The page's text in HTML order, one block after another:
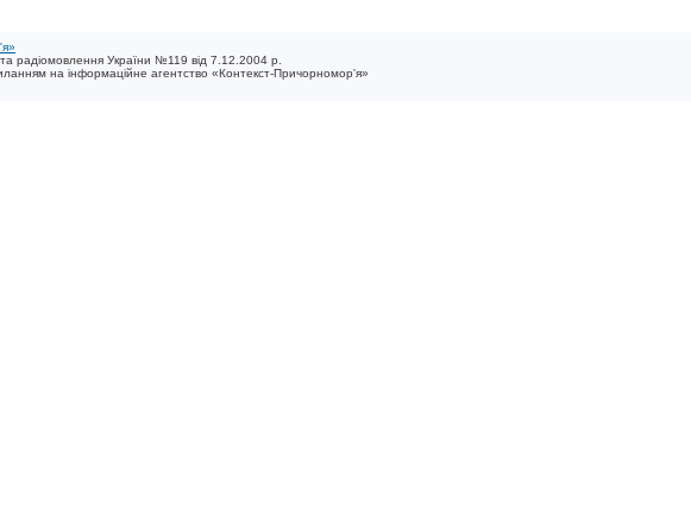
радіомовлення України №119 від 7.12.2004 р.
на інформаційне агентство «Контекст-Причорномор'я»